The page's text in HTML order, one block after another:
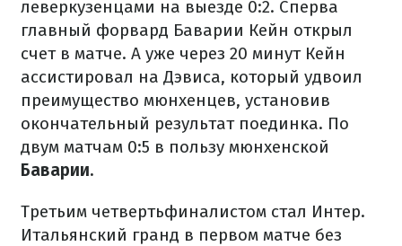
леверкузенцами на выезде 0:2. Сперва
главный форвард Баварии Кейн открыл
счет в матче. А уже через 20 минут Кейн
ассистировал на Дэвиса, который удвоил
преимущество мюнхенцев, установив
окончательный результат поединка. По
двум матчам 0:5 в пользу мюнхенской
Баварии.
Третьим четвертьфиналистом стал Интер.
Итальянский гранд в первом матче без